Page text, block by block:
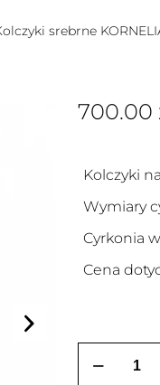
srebrne
700.00
Kolczyki
Wymiary
Cyrkonia
Cena
Kolczyki